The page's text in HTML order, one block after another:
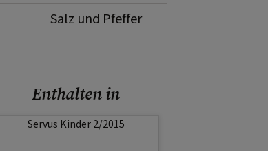
Salz und Pfeffer
Enthalten in
Servus Kinder 2/2015